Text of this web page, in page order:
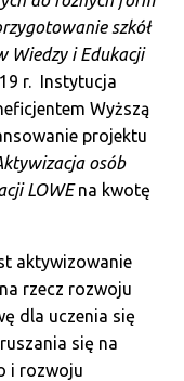
szkół
Wiedzy i Edukacji
r. Instytucja
Wyższą
projektu
osób
LOWEna kwotę
aktywizowanie
rzecz rozwoju
dla uczenia się
się na
i rozwoju